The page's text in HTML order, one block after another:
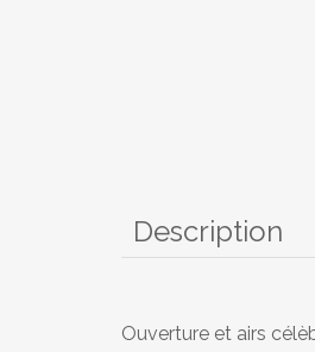
Description
Ouverture et airs